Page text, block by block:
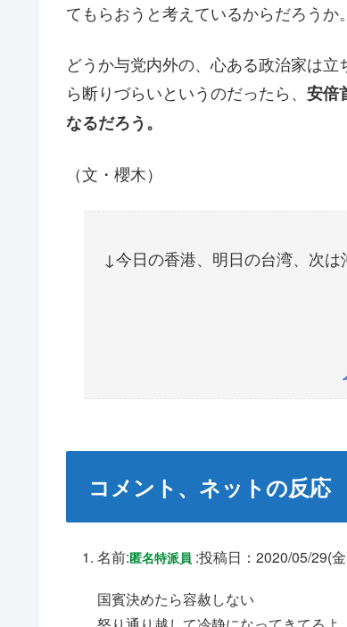
てもらおうと考えているからだろうか。
どうか与党内外の、心ある政治家は
ら断りづらいというのだったら、 安倍
なるだろう。
（文・櫻木）
↓今日の香港、明日の台湾、次
コメント、ネットの反応
名前:匿名特派員 :投稿日：2020/05/29(
国賓決めたら容赦しない